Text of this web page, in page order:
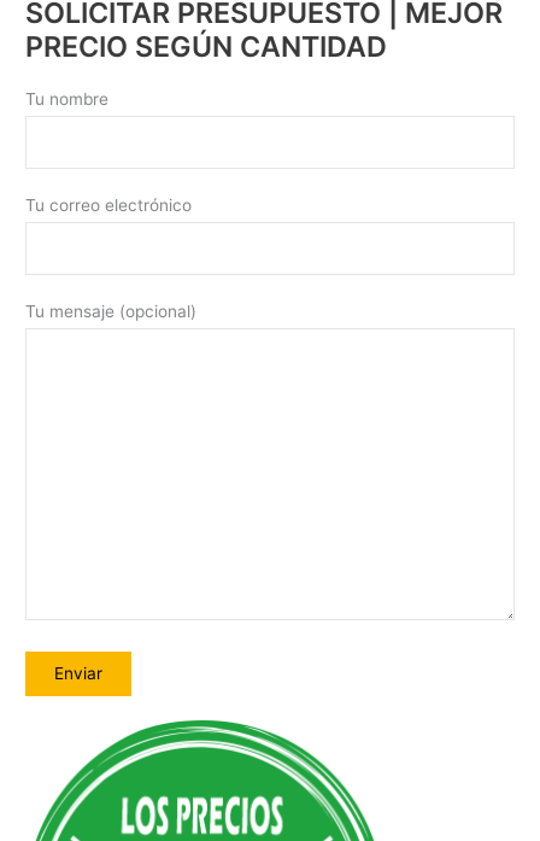
SOLICITAR PRESUPUESTO | MEJOR
PRECIO SEGÚN CANTIDAD
Tu nombre
Tu correo electrónico
Tu mensaje (opcional)